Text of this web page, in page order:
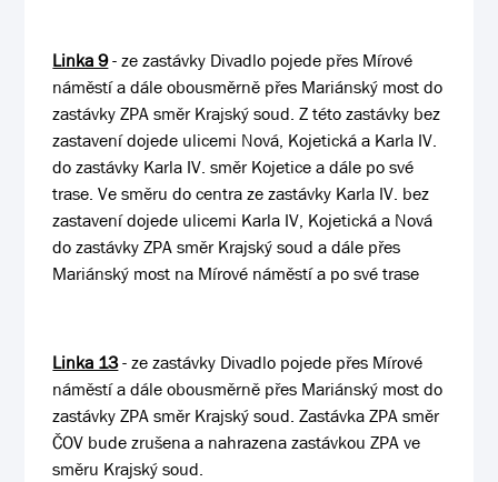
Linka 9- ze zastávky Divadlo pojede přes Mírové
náměstí a dále obousměrně přes Mariánský most do
zastávky ZPA směr Krajský soud. Z této zastávky bez
zastavení dojede ulicemi Nová, Kojetická a Karla IV.
do zastávky Karla IV. směr Kojetice a dále po své
trase. Ve směru do centra ze zastávky Karla IV. bez
zastavení dojede ulicemi Karla IV, Kojetická a Nová
do zastávky ZPA směr Krajský soud a dále přes
Mariánský most na Mírové náměstí a po své trase
Linka 13- ze zastávky Divadlo pojede přes Mírové
náměstí a dále obousměrně přes Mariánský most do
zastávky ZPA směr Krajský soud. Zastávka ZPA směr
ČOV bude zrušena a nahrazena zastávkou ZPA ve
směru Krajský soud.